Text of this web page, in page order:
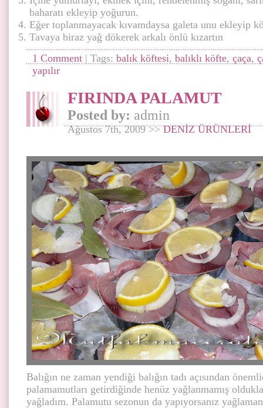
baharatı ekleyip yoğurun.
Eğer toplanmayacak kıvamdaysa galeta unu ekleyip
Tavaya biraz yağ dökerek arkalı önlü kızartın
1 Comment | Tags: balık köftesi, balıklı köfte, çaça,
yapılır
FIRINDA PALAMUT
Posted by: admin
Ağustos 7th, 2009 >>DENİZ ÜRÜNLERİ
Balığın ne zaman yendiği balığın tadı açısından
palamamutları getirdiğinde henüz yağlanmamış
yağladım. Palamutu sezonun da yapıyorsanız